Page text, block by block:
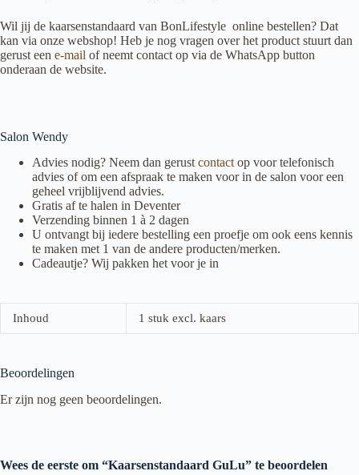
Wil jij de kaarsenstandaard van BonLifestyle online bestellen? Dat
kan via onze webshop! Heb je nog vragen over het product stuurt dan
gerust een e-mail of neemt contact op via de WhatsApp button
onderaan de website.
Salon Wendy
Advies nodig? Neem dan gerustcontactop voor telefonisch
advies of om een afspraak te maken voor in de salon voor een
geheel vrijblijvend advies.
Gratis af te halen in Deventer
Verzending binnen 1 à 2 dagen
U ontvangt bij iedere bestelling een proefje om ook eens kennis
te maken met 1 van de andere producten/merken.
Cadeautje? Wij pakken het voor je in
Inhoud 1 stuk excl. kaars
Beoordelingen
Er zijn nog geen beoordelingen.
Wees de eerste om “Kaarsenstandaard GuLu” te beoordelen